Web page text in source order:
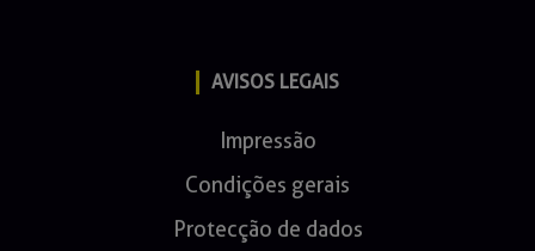
AVISOS LEGAIS
Impressão
Condições gerais
Protecção de dados